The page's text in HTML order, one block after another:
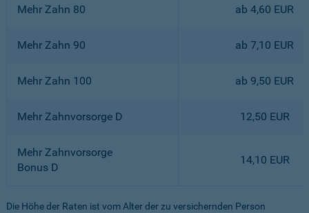
Mehr Zahn 80 ab 4,60 EUR
Mehr Zahn 90 ab 7,10 EUR
Mehr Zahn 100 ab 9,50 EUR
Mehr Zahnvorsorge D 12,50 EUR
Mehr Zahnvorsorge
Bonus D
14,10 EUR
Die Höhe der Raten ist vom Alter der zu versichernden Person